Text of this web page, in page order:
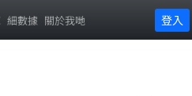
細數據 關於我哋 登入